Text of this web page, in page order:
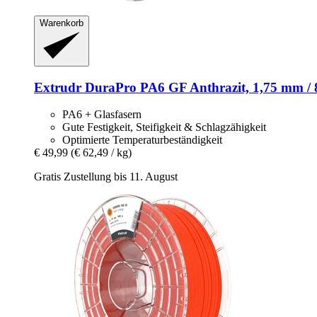
Warenkorb
Extrudr DuraPro PA6 GF Anthrazit, 1,75 mm /
PA6 + Glasfasern
Gute Festigkeit, Steifigkeit & Schlagzähigkeit
Optimierte Temperaturbeständigkeit
€ 49,99 (€ 62,49 / kg)
Gratis Zustellung bis 11. August